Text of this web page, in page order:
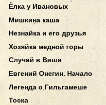
Ёлка у Ивановых
Мишкина каша
Незнайка и его друзья
Хозяйка медной горы
Случай в Виши
Евгений Онегин. Начало
Легенда о Гильгамеше
Тоска